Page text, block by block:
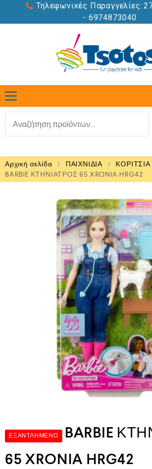
Τηλεφωνικές Παραγγελίες:
- 6974873040
Αρχική σελίδα ΠΑΙΧΝΙΔΙΑ ΚΟΡΙΤΣΙΑ
BARBIE ΚΤΗΝΙΑΤΡΟΣ 65 XRONIA HRG42
ΕΞΑΝΤΛΗΜΈΝΟ
BARBIE
65 XRONIA HRG42